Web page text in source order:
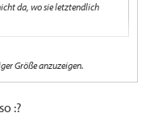
da, wo sie letztendlich
auf meinem Meilenkonto
Größe anzuzeigen.
:?